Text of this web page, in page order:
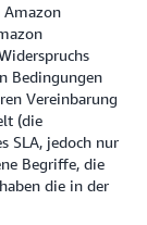
Amazon
Bedingungen
Vereinbarung
(die
SLA, jedoch nur
Begriffe, die
die in der